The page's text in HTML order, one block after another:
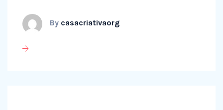
By casacriativaorg